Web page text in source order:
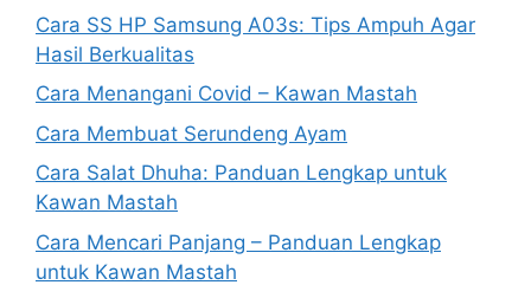
Cara SS HP Samsung A03s: Tips Ampuh Agar
Hasil Berkualitas
Cara Menangani Covid – Kawan Mastah
Cara Membuat Serundeng Ayam
Cara Salat Dhuha: Panduan Lengkap untuk
Kawan Mastah
Cara Mencari Panjang – Panduan Lengkap
untuk Kawan Mastah